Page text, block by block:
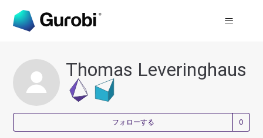
Thomas Leveringhaus
フォローする